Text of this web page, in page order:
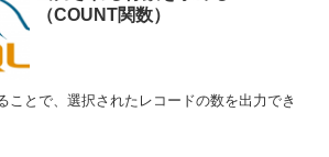
（COUNT関数）
ことで、選択されたレコードの数を出力でき